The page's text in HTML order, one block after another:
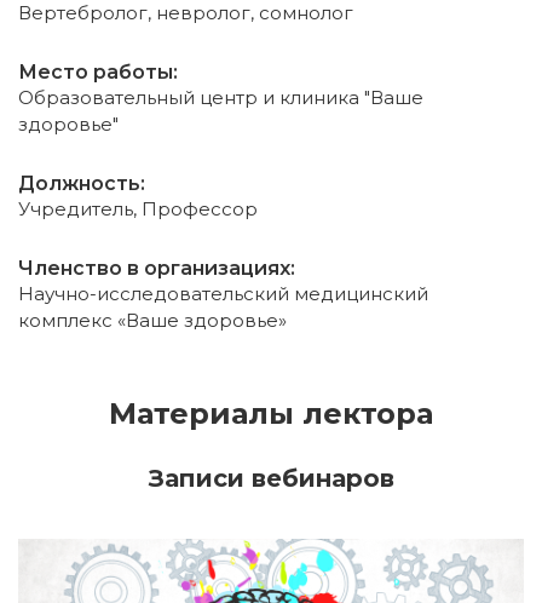
Вертебролог, невролог, сомнолог
Место работы:
Образовательный центр и клиника "Ваше
здоровье"
Должность:
Учредитель, Профессор
Членство в организациях:
Научно-исследовательский медицинский
комплекс «Ваше здоровье»
Материалы лектора
Записи вебинаров
ЗАРЕГИСТРИРОВАТЬСЯ ВОЙТИ
Подтвердите списание баллов